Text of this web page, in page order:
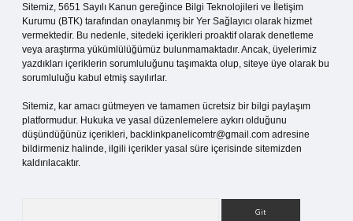
Sitemiz, 5651 Sayılı Kanun gereğince Bilgi Teknolojileri ve İletişim
Kurumu (BTK) tarafından onaylanmış bir Yer Sağlayıcı olarak hizmet
vermektedir. Bu nedenle, sitedeki içerikleri proaktif olarak denetleme
veya araştırma yükümlülüğümüz bulunmamaktadır. Ancak, üyelerimiz
yazdıkları içeriklerin sorumluluğunu taşımakta olup, siteye üye olarak bu
sorumluluğu kabul etmiş sayılırlar.
Sitemiz, kar amacı gütmeyen ve tamamen ücretsiz bir bilgi paylaşım
platformudur. Hukuka ve yasal düzenlemelere aykırı olduğunu
düşündüğünüz içerikleri, backlinkpanelicomtr@gmail.com adresine
bildirmeniz halinde, ilgili içerikler yasal süre içerisinde sitemizden
kaldırılacaktır.